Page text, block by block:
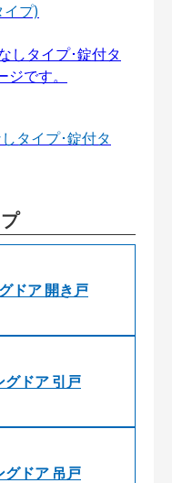
プ)
タイプ･錠付タ
ドア 開き戸
ドア 引戸
ドア 吊戸